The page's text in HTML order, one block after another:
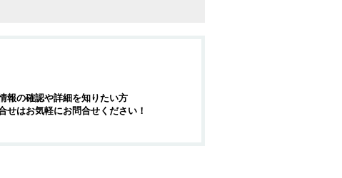
報の確認や詳細を知りたい方
せはお気軽にお問合せください！